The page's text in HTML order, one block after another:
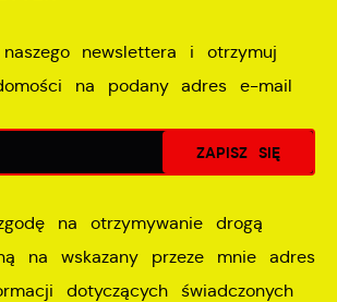
newslettera i otrzymuj
na podany adres e-mail
na otrzymywanie drogą
na wskazany przeze mnie adres
dotyczących świadczonych